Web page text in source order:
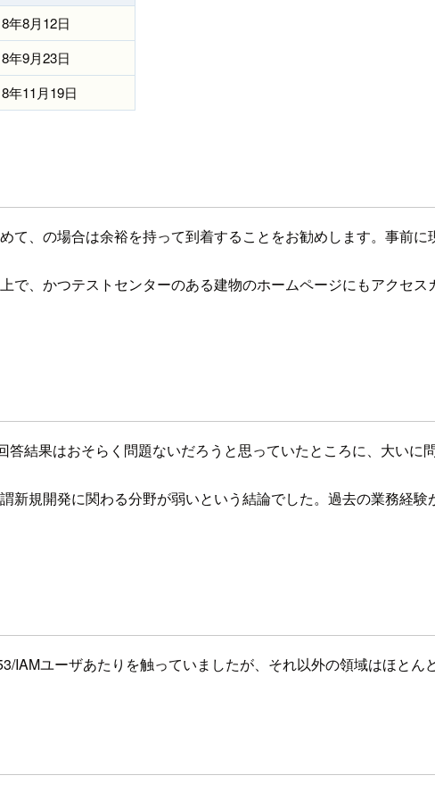
年8月12日
年9月23日
年11月19日
、の場合は余裕を持って到着することをお勧めします。事前に
、かつテストセンターのある建物のホームページにもアクセス
結果はおそらく問題ないだろうと思っていたところに、大いに
新規開発に関わる分野が弱いという結論でした。過去の業務経
ユーザあたりを触っていましたが、それ以外の領域はほとん